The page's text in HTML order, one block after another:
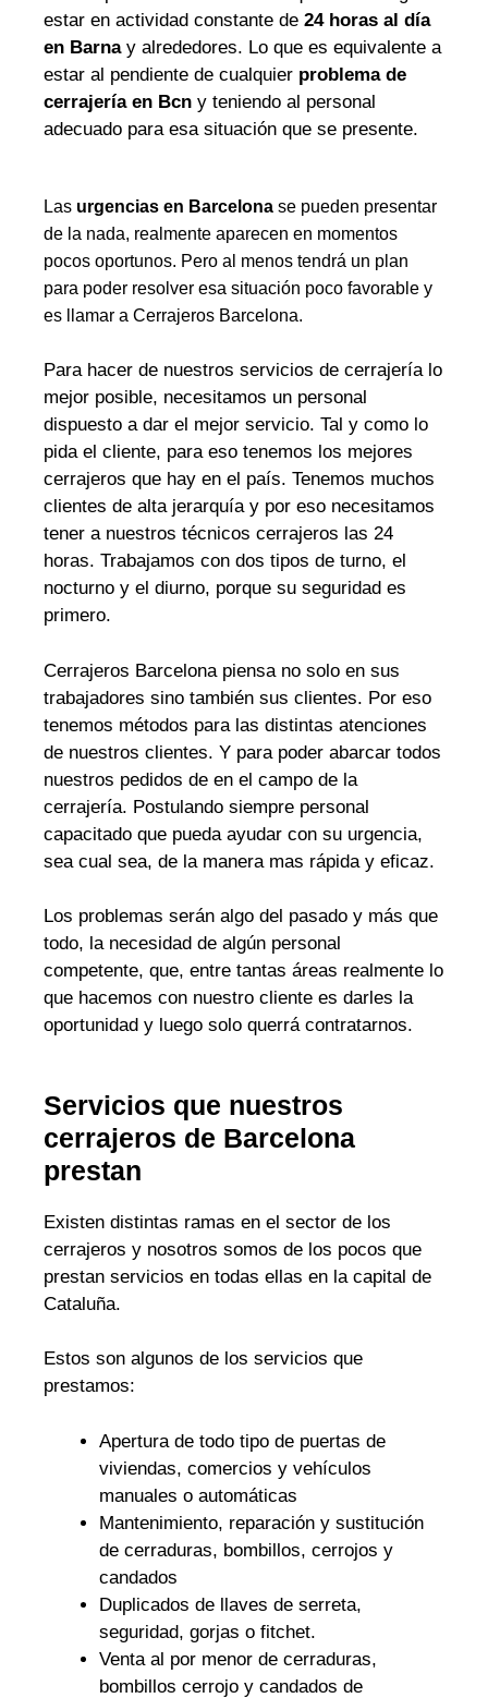
estar en actividad constante de 24 horas al día
en Barnay alrededores. Lo que es equivalente a
estar al pendiente de cualquier problema de
cerrajería en Bcn y teniendo al personal
adecuado para esa situación que se presente.
Las urgencias en Barcelona se pueden presentar
de la nada, realmente aparecen en momentos
pocos oportunos. Pero al menos tendrá un plan
para poder resolver esa situación poco favorable y
es llamar a Cerrajeros Barcelona.
Para hacer de nuestros servicios de cerrajería lo
mejor posible, necesitamos un personal
dispuesto a dar el mejor servicio. Tal y como lo
pida el cliente, para eso tenemos los mejores
cerrajeros que hay en el país. Tenemos muchos
clientes de alta jerarquía y por eso necesitamos
tener a nuestros técnicos cerrajeros las 24
horas. Trabajamos con dos tipos de turno, el
nocturno y el diurno, porque su seguridad es
primero.
Cerrajeros Barcelona piensa no solo en sus
trabajadores sino también sus clientes. Por eso
tenemos métodos para las distintas atenciones
de nuestros clientes. Y para poder abarcar todos
nuestros pedidos de en el campo de la
cerrajería. Postulando siempre personal
capacitado que pueda ayudar con su urgencia,
sea cual sea, de la manera mas rápida y eficaz.
Los problemas serán algo del pasado y más que
todo, la necesidad de algún personal
competente, que, entre tantas áreas realmente lo
que hacemos con nuestro cliente es darles la
oportunidad y luego solo querrá contratarnos.
Servicios que nuestros
cerrajeros de Barcelona
prestan
Existen distintas ramas en el sector de los
cerrajeros y nosotros somos de los pocos que
prestan servicios en todas ellas en la capital de
Cataluña.
Estos son algunos de los servicios que
prestamos:
Apertura de todo tipo de puertas de
viviendas, comercios y vehículos
manuales o automáticas
Mantenimiento, reparación y sustitución
de cerraduras, bombillos, cerrojos y
candados
Duplicados de llaves de serreta,
seguridad, gorjas o fitchet.
Venta al por menor de cerraduras,
bombillos cerrojo y candados de